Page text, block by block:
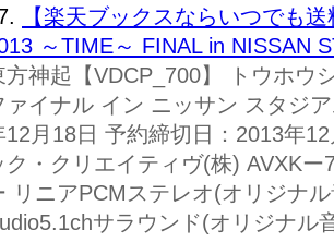
【楽天ブックスならいつでも
～TIME～ FINAL in NISSAN
方神起【VDCP_700】 トウホウ
ァイナル イン ニッサン スタジ
12月18日 予約締切日：2013年
ク・クリエイティヴ(株) AVXK
リニアPCMステレオ(オリジナ
サラウンド(オリジナル